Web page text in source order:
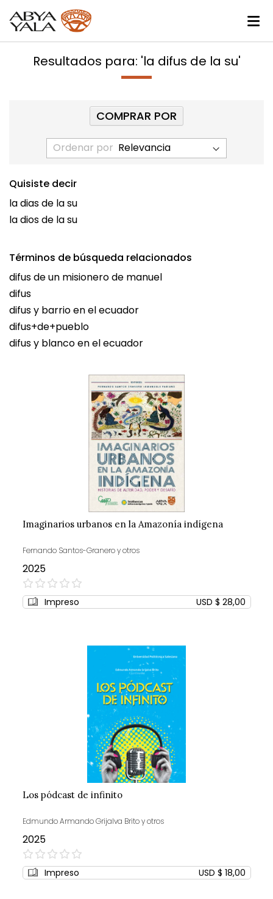
Resultados para: 'la difus de la su'
Ordenar por
Quisiste decir
la dias de la su
la dios de la su
Términos de búsqueda relacionados
difus de un misionero de manuel
difus
difus y barrio en el ecuador
difus+de+pueblo
difus y blanco en el ecuador
Imaginarios urbanos en la Amazonía indígena
Fernando Santos-Granero y otros
2025
0%
Impreso USD $ 28,00
Los pódcast de infinito
Edmundo Armando Grijalva Brito y otros
2025
0%
Impreso USD $ 18,00
COMPRAR POR